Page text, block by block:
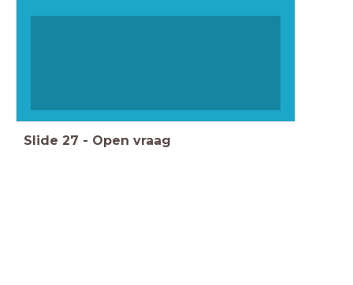
Slide 27 - Open vraag